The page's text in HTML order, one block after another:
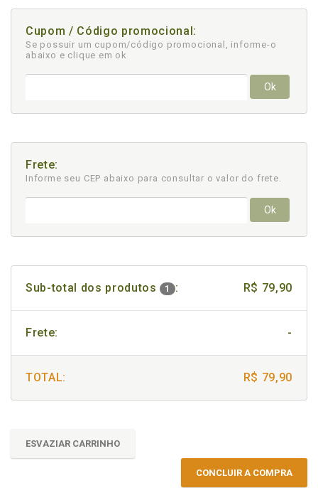
Cupom / Código promocional:
Se possuir um cupom/código promocional, informe-o
abaixo e clique em ok
Ok
Frete:
Informe seu CEP abaixo para consultar o valor do frete.
Ok
Sub-total dos produtos 1 : R$ 79,90
Frete: -
TOTAL: R$ 79,90
ESVAZIAR CARRINHO
CONCLUIR A COMPRA